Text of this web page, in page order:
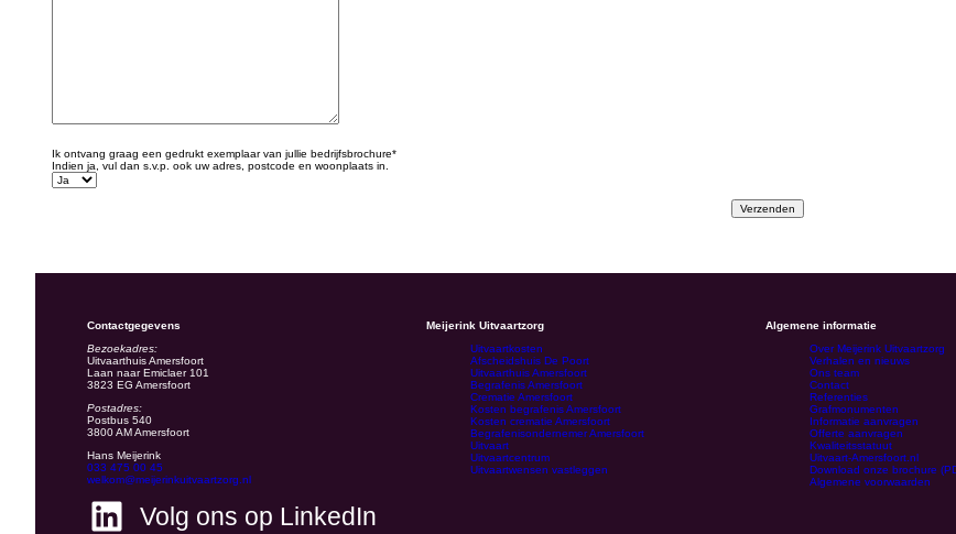
Ik ontvang graag een gedrukt exemplaar van jullie bedrijfsbrochure*
Indien ja, vul dan s.v.p. ook uw adres, postcode en woonplaats in.
Contactgegevens
Bezoekadres:
Uitvaarthuis Amersfoort
Laan naar Emiclaer 101
3823 EG Amersfoort
Postadres:
Postbus 540
3800 AM Amersfoort
Hans Meijerink
033 475 00 45
welkom@meijerinkuitvaartzorg.nl
Volg ons op LinkedIn
Meijerink Uitvaartzorg
Uitvaartkosten
Afscheidshuis De Poort
Uitvaarthuis Amersfoort
Begrafenis Amersfoort
Crematie Amersfoort
Kosten begrafenis Amersfoort
Kosten crematie Amersfoort
Begrafenisondernemer Amersfoort
Uitvaart
Uitvaartcentrum
Uitvaartwensen vastleggen
Algemene informatie
Over Meijerink Uitvaartzorg
Verhalen en nieuws
Ons team
Contact
Referenties
Grafmonumenten
Informatie aanvragen
Offerte aanvragen
Kwaliteitsstatuut
Uitvaart-Amersfoort.nl
Download onze brochure
Algemene voorwaarden